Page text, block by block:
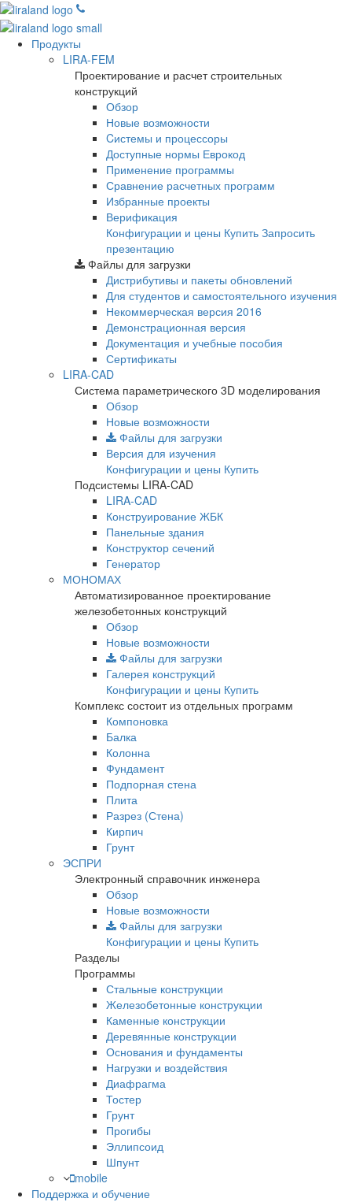
Продукты
LIRA-FEM
Проектирование и расчет строительных
конструкций
Обзор
Новые возможности
Cистемы и процессоры
Доступные нормы Еврокод
Применение программы
Сравнение расчетных программ
Избранные проекты
Верификация
Конфигурации и цены Купить Запросить
презентацию
Файлы для загрузки
Дистрибутивы и пакеты обновлений
Для студентов и самостоятельного изучения
Некоммерческая версия 2016
Демонстрационная версия
Документация и учебные пособия
Сертификаты
LIRA-CAD
Система параметрического 3D моделирования
Обзор
Новые возможности
Файлы для загрузки
Версия для изучения
Конфигурации и цены Купить
Подсистемы LIRA-CAD
LIRA-CAD
Конструирование ЖБК
Панельные здания
Конструктор сечений
Генератор
МОНОМАХ
Автоматизированное проектирование
железобетонных конструкций
Обзор
Новые возможности
Файлы для загрузки
Галерея конструкций
Конфигурации и цены Купить
Комплекс состоит из отдельных программ
Компоновка
Балка
Колонна
Фундамент
Подпорная стена
Плита
Разрез (Стена)
Кирпич
Грунт
ЭСПРИ
Электронный справочник инженера
Обзор
Новые возможности
Файлы для загрузки
Конфигурации и цены Купить
Разделы
Программы
Стальные конструкции
Железобетонные конструкции
Каменные конструкции
Деревянные конструкции
Основания и фундаменты
Нагрузки и воздействия
Диафрагма
Тостер
Грунт
Прогибы
Эллипсоид
Шпунт
mobile
Поддержка и обучение